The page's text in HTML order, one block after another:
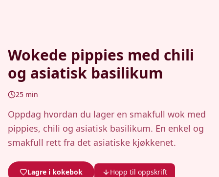
Wokede pippies med chili
og asiatisk basilikum
25 min
Oppdag hvordan du lager en smakfull wok med
pippies, chili og asiatisk basilikum. En enkel og
smakfull rett fra det asiatiske kjøkkenet.
Lagre i kokebok Hopp til oppskrift